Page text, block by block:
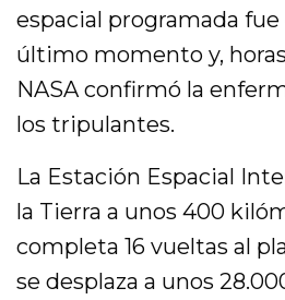
espacial programada fue
último momento y,
NASA confirmó la
los tripulantes.
La Estación Espacial
la Tierra a unos 400
completa 16 vueltas al
se desplaza a unos